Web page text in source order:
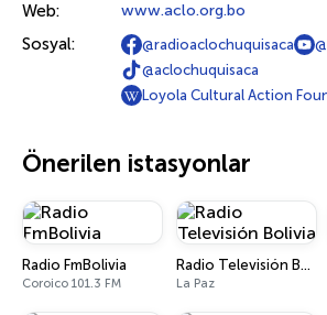
Web: www.aclo.org.bo
Sosyal: @radioaclochuquisaca
@aclochuquisaca
Loyola Cultural Action
Önerilen istasyonlar
Radio FmBolivia
Coroico 101.3 FM
Radio Televisión Bolivia
La Paz